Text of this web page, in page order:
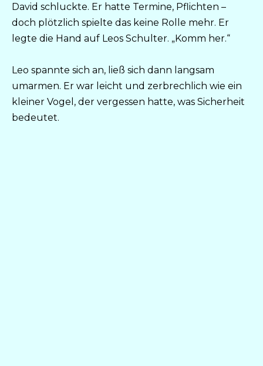
David schluckte. Er hatte Termine, Pflichten –
doch plötzlich spielte das keine Rolle mehr. Er
legte die Hand auf Leos Schulter. „Komm her.“
Leo spannte sich an, ließ sich dann langsam
umarmen. Er war leicht und zerbrechlich wie ein
kleiner Vogel, der vergessen hatte, was Sicherheit
bedeutet.